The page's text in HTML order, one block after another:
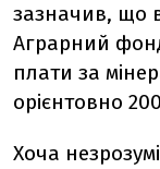
зазначив, що
Аграрний
плати за
орієнтовно
Хоча